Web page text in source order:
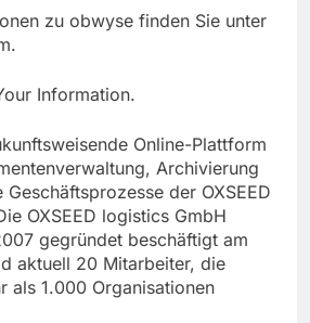
zu obwyse finden Sie unter
Information.
Online-Plattform
Archivierung
der OXSEED
OXSEED logistics GmbH
gegründet beschäftigt am
aktuell 20 Mitarbeiter, die
als 1.000 Organisationen